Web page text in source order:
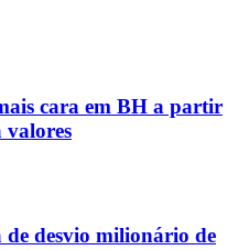
cara em BH a partir
valores
de desvio milionário de